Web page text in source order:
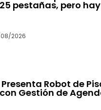
pestañas, pero hay
2026
Robot de
Gestión de